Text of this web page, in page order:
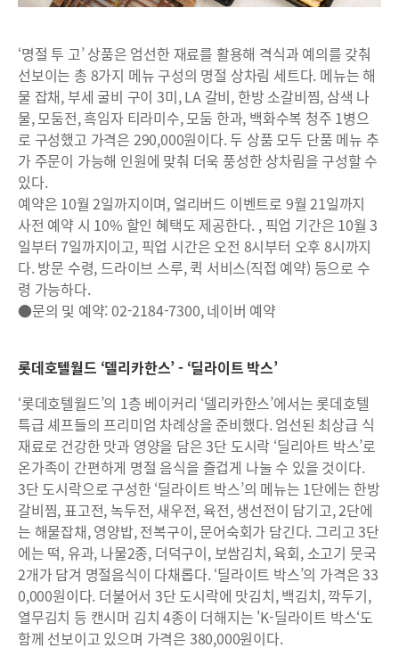
‘명절 투 고’ 상품은 엄선한 재료를 활용해 격식과 예의를 갖춰
선보이는 총 8가지 메뉴 구성의 명절 상차림 세트다. 메뉴는 해
물 잡채, 부세 굴비 구이 3미, LA 갈비, 한방 소갈비찜, 삼색 나
물, 모둠전, 흑임자 티라미수, 모둠 한과, 백화수복 청주 1병으
로 구성했고 가격은 290,000원이다. 두 상품 모두 단품 메뉴 추
가 주문이 가능해 인원에 맞춰 더욱 풍성한 상차림을 구성할 수
있다.
예약은 10월 2일까지이며, 얼리버드 이벤트로 9월 21일까지
사전 예약 시 10% 할인 혜택도 제공한다. , 픽업 기간은 10월 3
일부터 7일까지이고, 픽업 시간은 오전 8시부터 오후 8시까지
다. 방문 수령, 드라이브 스루, 퀵 서비스(직접 예약) 등으로 수
령 가능하다.
●문의 및 예약: 02-2184-7300, 네이버 예약
롯데호텔월드 ‘델리카한스’ - ‘딜라이트 박스’
‘롯데호텔월드’의 1층 베이커리 ‘델리카한스’에서는 롯데호텔
특급 셰프들의 프리미엄 차례상을 준비했다. 엄선된 최상급 식
재료로 건강한 맛과 영양을 담은 3단 도시락 ‘딜리아트 박스’로
온가족이 간편하게 명절 음식을 즐겁게 나눌 수 있을 것이다.
3단 도시락으로 구성한 ‘딜라이트 박스’의 메뉴는 1단에는 한방
갈비찜, 표고전, 녹두전, 새우전, 육전, 생선전이 담기고, 2단에
는 해물잡채, 영양밥, 전복구이, 문어숙회가 담긴다. 그리고 3단
에는 떡, 유과, 나물2종, 더덕구이, 보쌈김치, 육회, 소고기 뭇국
2개가 담겨 명절음식이 다채롭다. ‘딜라이트 박스’의 가격은 33
0,000원이다. 더불어서 3단 도시락에 맛김치, 백김치, 깍두기,
열무김치 등 캔시머 김치 4종이 더해지는 'K-딜라이트 박스‘도
함께 선보이고 있으며 가격은 380,000원이다.